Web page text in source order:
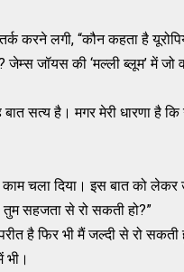
तर्क करने लगी, “कौन कहता है
जेम्स जॉयस की ‘मल्ली ब्लूम’ में
बात सत्य है। मगर मेरी धारणा है
चला दिया। इस बात को लेकर
तुम सहजता से रो सकती हो?”
है फिर भी मैं जल्दी से रो
भी।